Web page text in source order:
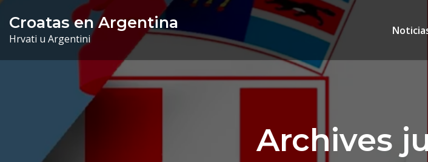
content
Croatas en Argentina
Hrvati u Argentini
Archives